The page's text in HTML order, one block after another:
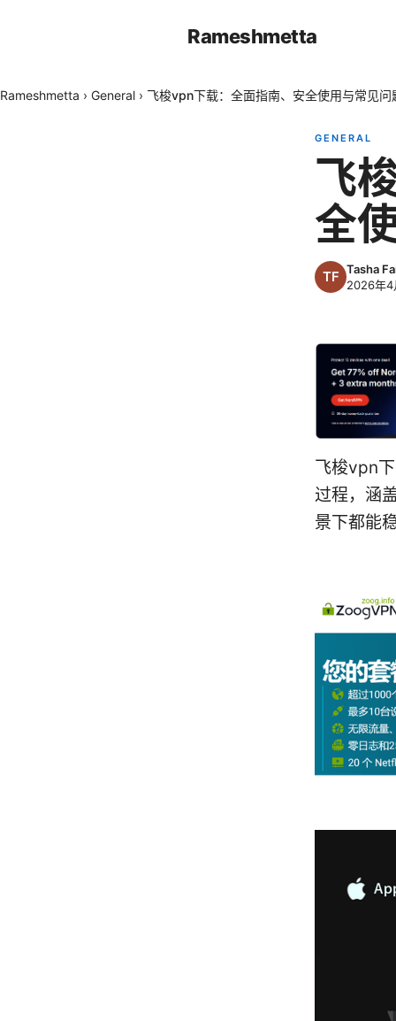
Rameshmetta
Rameshmetta › General › 飞梭vpn下载：全面指南、安全使用与常见问
GENERAL
飞
全
Tasha
2026年4
飞梭vpn
过程，涵
景下都能